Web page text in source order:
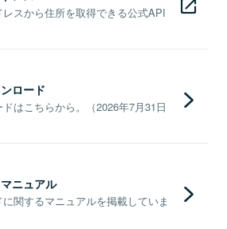
スから住所を取得できる公式API
ロード
はこちらから。（2026年7月31日
ニュアル
関するマニュアルを掲載していま